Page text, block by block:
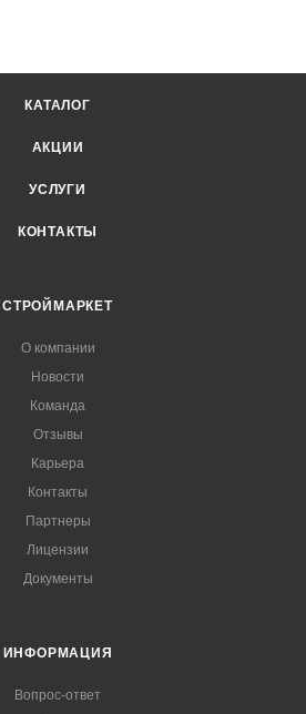
КАТАЛОГ
АКЦИИ
УСЛУГИ
КОНТАКТЫ
СТРОЙМАРКЕТ
О компании
Новости
Команда
Отзывы
Карьера
Контакты
Партнеры
Лицензии
Документы
ИНФОРМАЦИЯ
Вопрос-ответ